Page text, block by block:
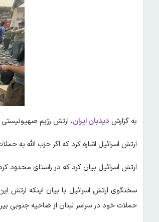
به گزارش دیدبان ایران، ارتش رژیم
ارتش اسرائیل اشاره کرد که اگر حزب الله به
ارتش اسرائیل بیان کرد که در راستای محدود
سخنگوی ارتش اسرائیل با بیان اینکه ارتش
حملات خود در سراسر لبنان از ضاحیه جنوبی